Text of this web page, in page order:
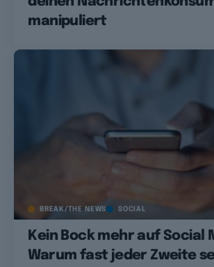
manipuliert
BREAK/THE NEWS SOCIAL
Kein Bock mehr auf Social
Warum fast jeder Zweite